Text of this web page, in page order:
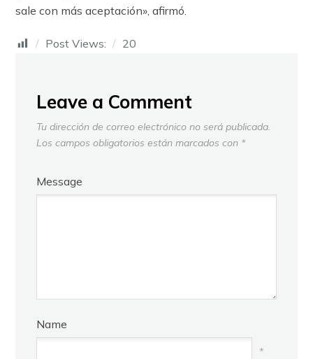
sale con más aceptación», afirmó.
Post Views: 20
Leave a Comment
Tu dirección de correo electrónico no será publicada.
Los campos obligatorios están marcados con *
Message
Name
*